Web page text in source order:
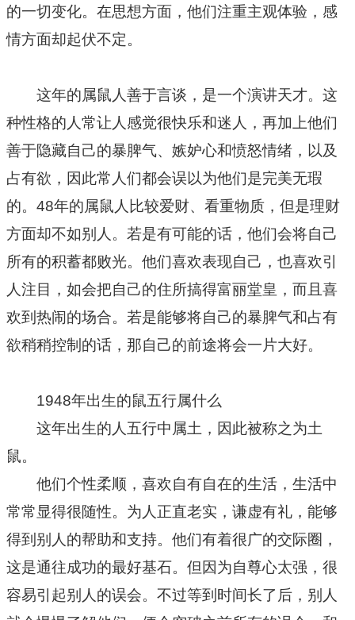
的一切变化。在思想方面，他们注重主观体验，感
情方面却起伏不定。
这年的属鼠人善于言谈，是一个演讲天才。这
种性格的人常让人感觉很快乐和迷人，再加上他们
善于隐藏自己的暴脾气、嫉妒心和愤怒情绪，以及
占有欲，因此常人们都会误以为他们是完美无瑕
的。48年的属鼠人比较爱财、看重物质，但是理财
方面却不如别人。若是有可能的话，他们会将自己
所有的积蓄都败光。他们喜欢表现自己，也喜欢引
人注目，如会把自己的住所搞得富丽堂皇，而且喜
欢到热闹的场合。若是能够将自己的暴脾气和占有
欲稍稍控制的话，那自己的前途将会一片大好。
1948年出生的鼠五行属什么
这年出生的人五行中属土，因此被称之为土
鼠。
他们个性柔顺，喜欢自有自在的生活，生活中
常常显得很随性。为人正直老实，谦虚有礼，能够
得到别人的帮助和支持。他们有着很广的交际圈，
这是通往成功的最好基石。但因为自尊心太强，很
容易引起别人的误会。不过等到时间长了后，别人